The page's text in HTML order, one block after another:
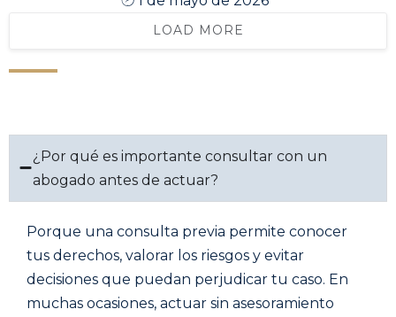
LOAD MORE
¿Por qué es importante consultar con un
abogado antes de actuar?
Porque una consulta previa permite conocer
tus derechos, valorar los riesgos y evitar
decisiones que puedan perjudicar tu caso. En
muchas ocasiones, actuar sin asesoramiento